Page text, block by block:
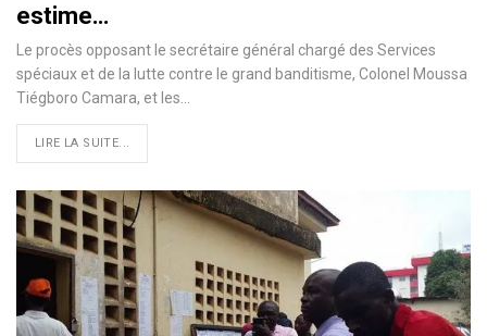
estime…
Le procès opposant le secrétaire général chargé des Services
spéciaux et de la lutte contre le grand banditisme, Colonel Moussa
Tiégboro Camara, et les…
LIRE LA SUITE...